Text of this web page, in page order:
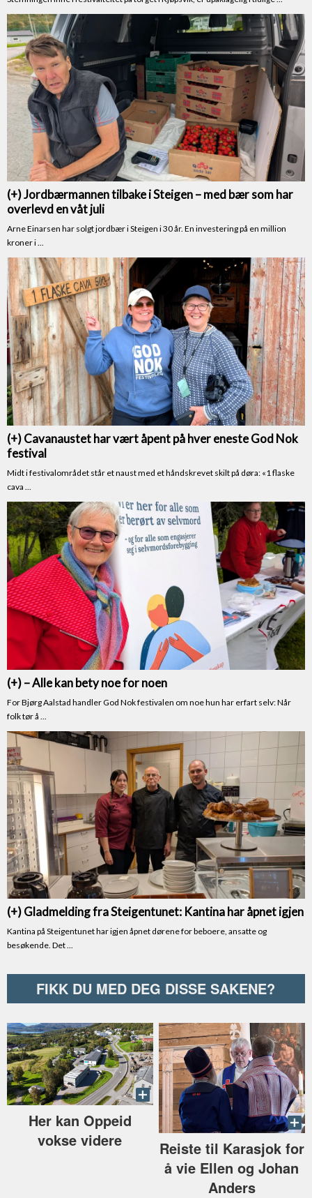
FIKK DU MED DEG DISSE SAKENE?
Her kan Oppeid
vokse videre
Reiste til Karasjok for
å vie Ellen og Johan
Anders